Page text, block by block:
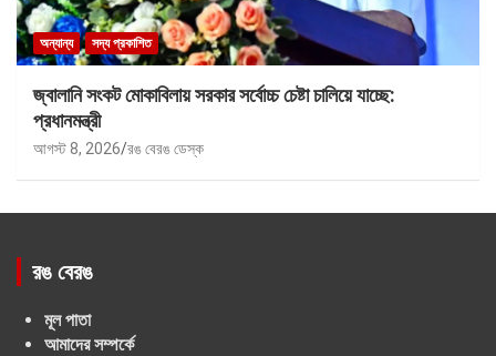
অন্যান্য সদ্য প্রকাশিত
জ্বালানি সংকট মোকাবিলায় সরকার সর্বোচ্চ চেষ্টা চালিয়ে যাচ্ছে:
প্রধানমন্ত্রী
আগস্ট 8, 2026 রঙ বেরঙ ডেস্ক
রঙ বেরঙ
মূল পাতা
আমাদের সম্পর্কে